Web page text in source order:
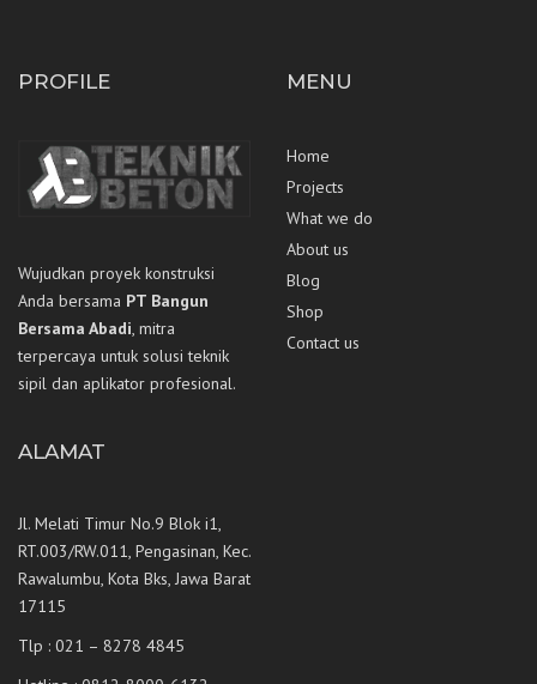
PROFILE
Wujudkan proyek konstruksi
Anda bersama PT Bangun
Bersama Abadi, mitra
terpercaya untuk solusi teknik
sipil dan aplikator profesional.
MENU
Home
Projects
What we do
About us
Blog
Shop
Contact us
ALAMAT
Jl. Melati Timur No.9 Blok i1,
RT.003/RW.011, Pengasinan, Kec.
Rawalumbu, Kota Bks, Jawa Barat
17115
Tlp : 021 – 8278 4845